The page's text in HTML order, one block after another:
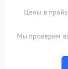
Цены в
Мы проверим